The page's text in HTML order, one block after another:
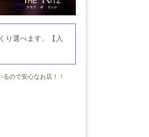
り選べます。【入
ので安心なお店！！